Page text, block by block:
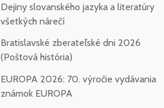
Dejiny slovanského jazyka a literatúry
všetkých nárečí
Bratislavské zberateľské dni 2026
(Poštová história)
EUROPA 2026: 70. výročie vydávania
známok EUROPA